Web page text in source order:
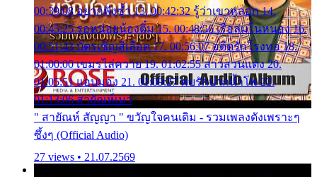
00:39:08 อยากฟังซ้ำ 13. 00:42:32 รู้ว่าเขาหลอก 14.
00:45:25 รอหน่อยน้องติ๋ม 15. 00:48:56 เรือล่มในหนอง 16.
00:51:43 บัตรเชิญสีเลือด 17. 00:56:07 อดีตรักโรงทอ 18.
01:00:00 เขมรไล่ควาย 19. 01:02:55 สาวสวนแตง 20.
01:05:51 แอบมอง 21. 01:09:27 พบรักปากน้ำโพ 22.
01:13:06 สายัณห์เมา
" สายัณห์ สัญญา " ขวัญใจคนเดิม - รวมเพลงดังเพราะๆ
ซึ้งๆ (Official Audio)
27 views • 21.07.2569